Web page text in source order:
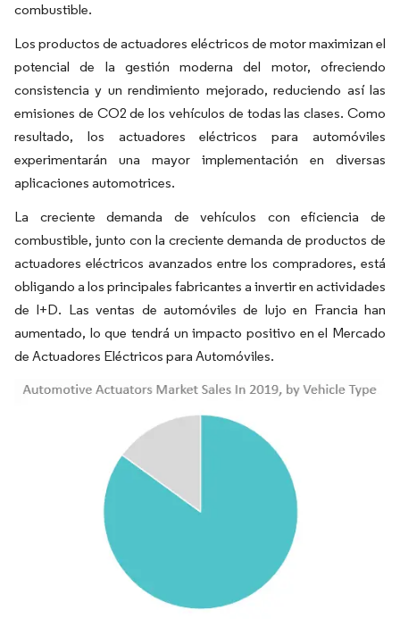
combustible.
Los productos de actuadores eléctricos de motor maximizan el
potencial de la gestión moderna del motor, ofreciendo
consistencia y un rendimiento mejorado, reduciendo así las
emisiones de CO2 de los vehículos de todas las clases. Como
resultado, los actuadores eléctricos para automóviles
experimentarán una mayor implementación en diversas
aplicaciones automotrices.
La creciente demanda de vehículos con eficiencia de
combustible, junto con la creciente demanda de productos de
actuadores eléctricos avanzados entre los compradores, está
obligando a los principales fabricantes a invertir en actividades
de I+D. Las ventas de automóviles de lujo en Francia han
aumentado, lo que tendrá un impacto positivo en el Mercado
de Actuadores Eléctricos para Automóviles.